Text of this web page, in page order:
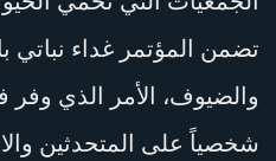
تضمن المؤتمر غداء نباتي
والضيوف، الأمر الذي
شخصياً على المتحدثين